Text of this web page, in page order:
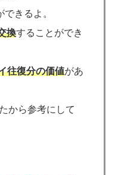
きるよ。
換することができ
往復分の価値があ
から参考にして